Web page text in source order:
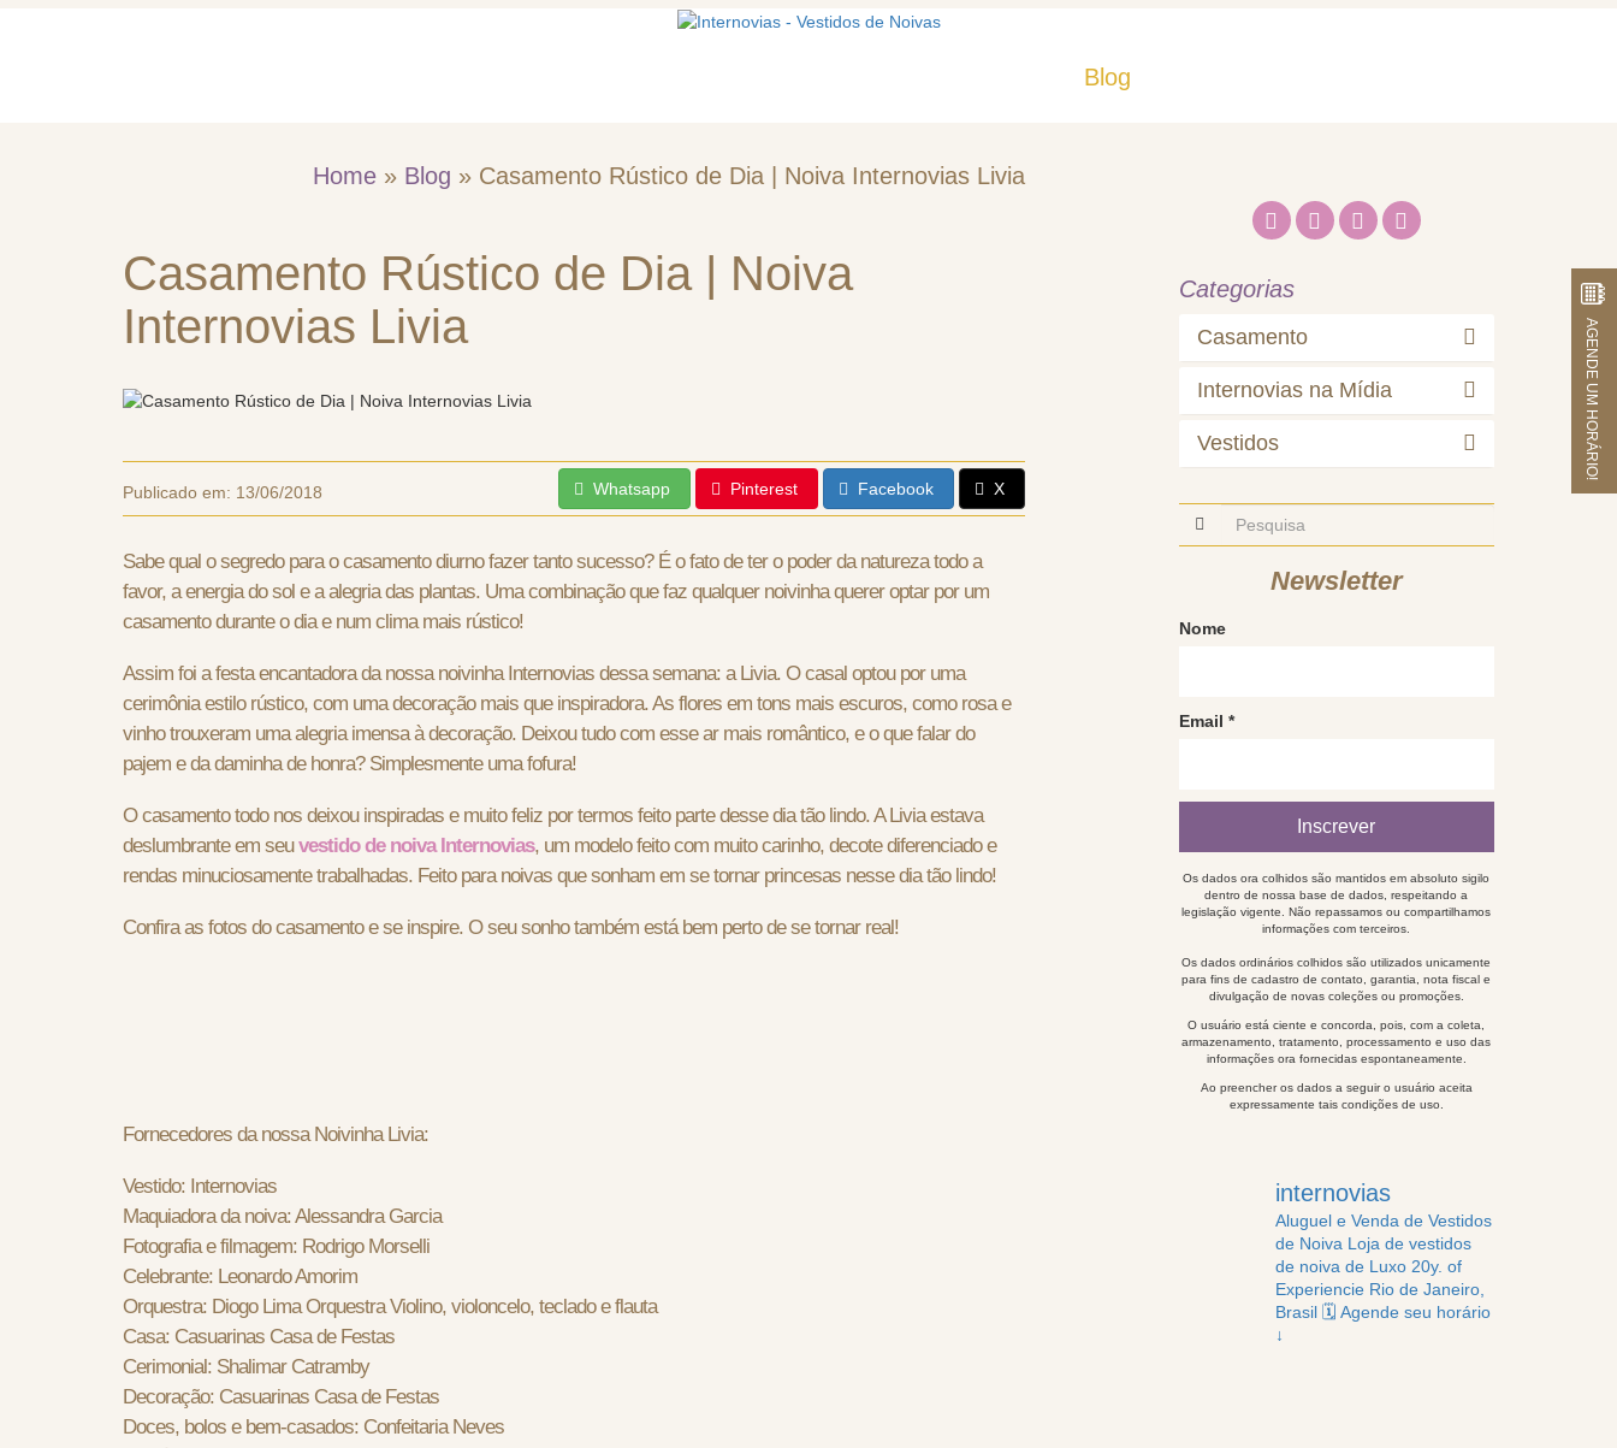
Blog
Home » Blog » Casamento Rústico de Dia | Noiva Internovias Livia
Casamento Rústico de Dia | Noiva
Internovias Livia
Publicado em: 13/06/2018 Whatsapp Pinterest Facebook X
Sabe qual o segredo para o casamento diurno fazer tanto sucesso? É o fato de ter o poder da natureza todo a
favor, a energia do sol e a alegria das plantas. Uma combinação que faz qualquer noivinha querer optar por um
casamento durante o dia e num clima mais rústico!
Assim foi a festa encantadora da nossa noivinha Internovias dessa semana: a Livia. O casal optou por uma
cerimônia estilo rústico, com uma decoração mais que inspiradora. As flores em tons mais escuros, como rosa e
vinho trouxeram uma alegria imensa à decoração. Deixou tudo com esse ar mais romântico, e o que falar do
pajem e da daminha de honra? Simplesmente uma fofura!
O casamento todo nos deixou inspiradas e muito feliz por termos feito parte desse dia tão lindo. A Livia estava
deslumbrante em seuvestido de noiva Internovias, um modelo feito com muito carinho, decote diferenciado e
rendas minuciosamente trabalhadas. Feito para noivas que sonham em se tornar princesas nesse dia tão lindo!
Confira as fotos do casamento e se inspire. O seu sonho também está bem perto de se tornar real!
Fornecedores da nossa Noivinha Livia:
Vestido: Internovias
Maquiadora da noiva: Alessandra Garcia
Fotografia e filmagem: Rodrigo Morselli
Celebrante: Leonardo Amorim
Orquestra: Diogo Lima Orquestra Violino, violoncelo, teclado e flauta
Casa: Casuarinas Casa de Festas
Cerimonial: Shalimar Catramby
Decoração: Casuarinas Casa de Festas
Doces, bolos e bem-casados: Confeitaria Neves
Categorias
Casamento
Internovias na Mídia
Vestidos
Newsletter
Nome
Email *
Os dados ora colhidos são mantidos em absoluto sigilo
dentro de nossa base de dados, respeitando a
legislação vigente. Não repassamos ou compartilhamos
informações com terceiros.
Os dados ordinários colhidos são utilizados unicamente
para fins de cadastro de contato, garantia, nota fiscal e
divulgação de novas coleções ou promoções.
O usuário está ciente e concorda, pois, com a coleta,
armazenamento, tratamento, processamento e uso das
informações ora fornecidas espontaneamente.
Ao preencher os dados a seguir o usuário aceita
expressamente tais condições de uso.
internovias
Aluguel e Venda de Vestidos
de NoivaLoja de vestidos
de noiva de Luxo20y. of
ExperiencieRio de Janeiro,
Brasil 🗓️ Agende seu horário
↓
AGENDE UM HORÁRIO!